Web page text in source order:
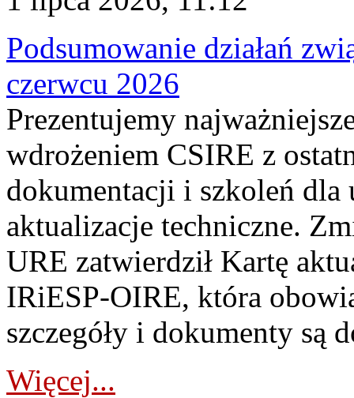
Podsumowanie działań
czerwcu 2026
Prezentujemy
wdrożeniem CSIRE z
dokumentacji i szkoleń
aktualizacje techniczne.
URE zatwierdził Kartę
IRiESP‑OIRE, która
szczegóły i dokumenty są
Więcej...